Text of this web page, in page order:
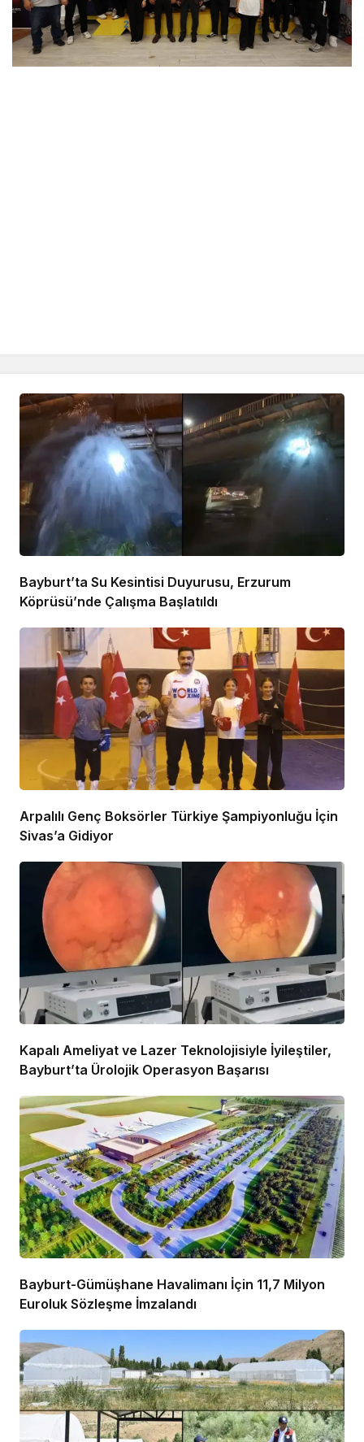
Bayburt’ta Su Kesintisi Duyurusu, Erzurum
Köprüsü’nde Çalışma Başlatıldı
Arpalılı Genç Boksörler Türkiye Şampiyonluğu İçin
Sivas’a Gidiyor
Kapalı Ameliyat ve Lazer Teknolojisiyle İyileştiler,
Bayburt’ta Ürolojik Operasyon Başarısı
Bayburt-Gümüşhane Havalimanı İçin 11,7 Milyon
Euroluk Sözleşme İmzalandı